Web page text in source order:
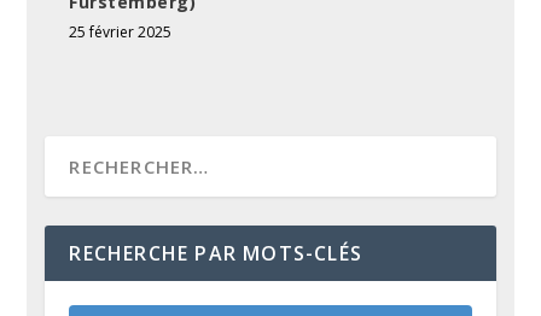
25 février 2025
RECHERCHE PAR MOTS-CLÉS